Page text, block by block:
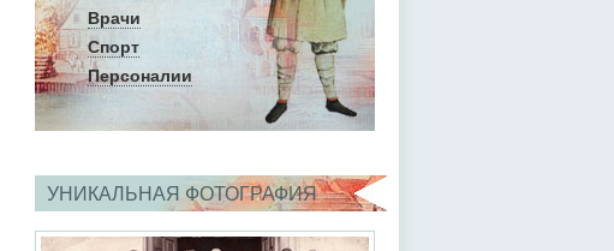
Врачи
Спорт
Персоналии
УНИКАЛЬНАЯ ФОТОГРАФИЯ